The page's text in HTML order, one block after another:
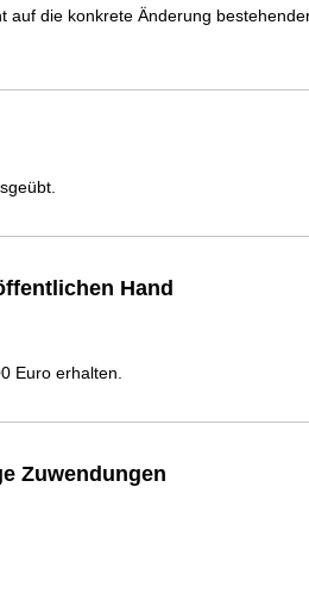
auf die konkrete Änderung
Hand
Euro erhalten.
Zuwendungen